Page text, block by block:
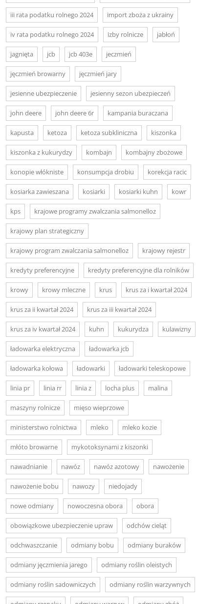
iii rata podatku rolnego 2024 import zboża z ukrainy
iv rata podatku rolnego 2024 izby rolnicze jabłoń
jagnięta jcb jcb 403e jeczmień
jęczmień browarny jęczmień jary
jesienne ubezpieczenie jesienny sezon ubezpieczeń
john deere john deere 6r kampania buraczana
kapusta ketoza ketoza subkliniczna kiszonka
kiszonka z kukurydzy kombajn kombajny zbożowe
konopie włókniste konsumpcja drobiu korekcja racic
kosiarka zawieszana kosiarki kosiarki kuhn kowr
kps krajowe programy zwalczania salmonelloz
krajowy plan strategiczny
krajowy program zwalczania salmonelloz krajowy rejestr
kredyty preferencyjne kredyty preferencyjne dla rolników
krowy krowy mleczne krus krus za i kwartał 2024
krus za ii kwartał 2024 krus za iii kwartał 2024
krus za iv kwartał 2024 kuhn kukurydza kulawizny
ładowarka elektryczna ładowarka jcb
ładowarka kołowa ładowarki ładowarki teleskopowe
linia pr linia rr linia z locha plus malina
maszyny rolnicze mięso wieprzowe
ministerstwo rolnictwa mleko mleko kozie
młóto browarne mykotoksynami z kiszonki
nawadnianie nawóz nawóz azotowy nawożenie
nawożenie bobu nawozy niedojady
nowe odmiany nowoczesna obora obora
obowiązkowe ubezpieczenie upraw odchów cieląt
odchwaszczanie odmiany bobu odmiany buraków
odmiany jęczmienia jarego odmiany roślin oleistych
odmiany roślin sadowniczych odmiany roślin warzywnych